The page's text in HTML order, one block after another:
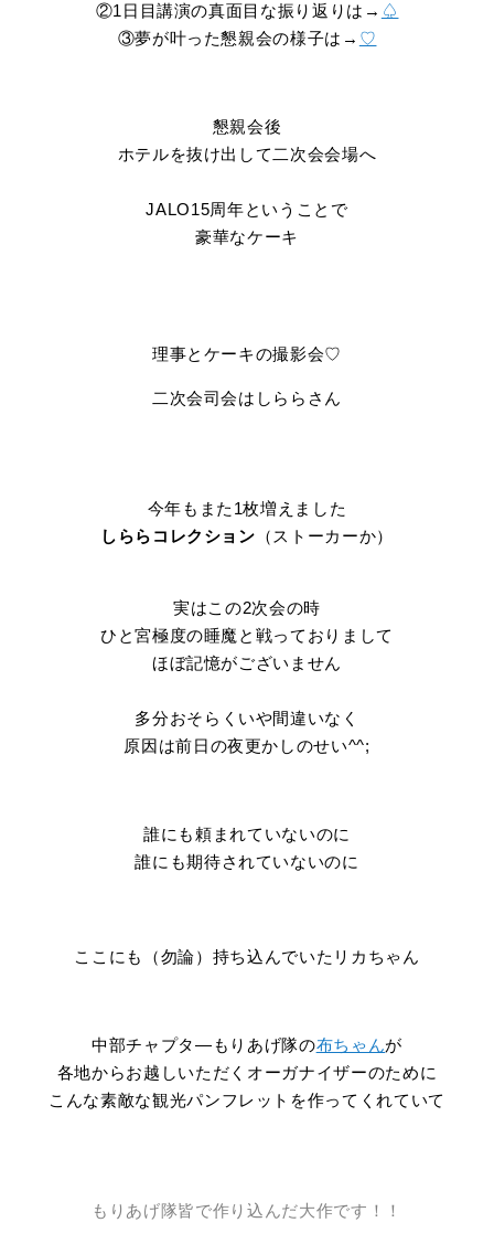
②1日目講演の真面目な振り返りは→ ♤
③夢が叶った懇親会の様子は→ ♡
懇親会後
ホテルを抜け出して二次会会場へ
JALO15周年ということで
豪華なケーキ
理事とケーキの撮影会♡
二次会司会はしららさん
今年もまた1枚増えました
しららコレクション （ストーカーか）
実はこの2次会の時
ひと宮極度の睡魔と戦っておりまして
ほぼ記憶がございません
多分おそらくいや間違いなく
原因は前日の夜更かしのせい^^;
誰にも頼まれていないのに
誰にも期待されていないのに
ここにも（勿論）持ち込んでいたリカちゃん
中部チャプタ―もりあげ隊の布ちゃんが
各地からお越しいただくオーガナイザーのために
こんな素敵な観光パンフレットを作ってくれていて
もりあげ隊皆で作り込んだ大作です！！